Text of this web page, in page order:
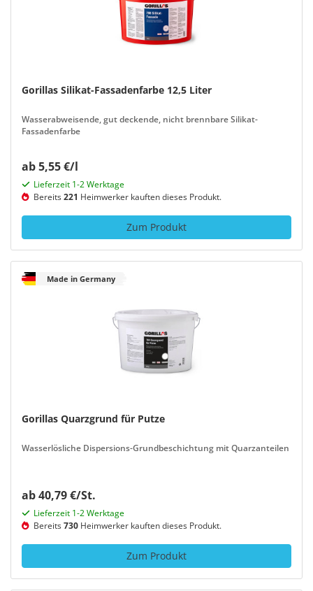
Gorillas Silikat-Fassadenfarbe 12,5 Liter
Wasserabweisende, gut deckende, nicht brennbare Silikat-
Fassadenfarbe
ab 5,55 €/l
Lieferzeit 1-2 Werktage
Bereits221 Heimwerker kauften dieses Produkt.
Zum Produkt
Made in Germany
Gorillas Quarzgrund für Putze
Wasserlösliche Dispersions-Grundbeschichtung mit Quarzanteilen
ab 40,79 €/St.
Lieferzeit 1-2 Werktage
Bereits730 Heimwerker kauften dieses Produkt.
Zum Produkt